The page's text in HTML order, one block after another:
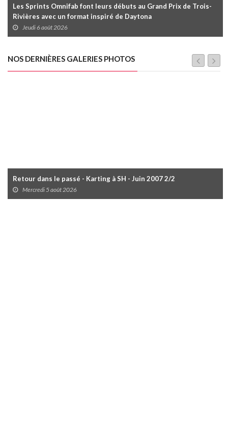
Les Sprints Omnifab font leurs débuts au Grand Prix de Trois-
Rivières avec un format inspiré de Daytona
Jeudi 6 août 2026
NOS DERNIÈRES GALERIES PHOTOS
Retour dans le passé - Karting à SH - Juin 2007 2/2
Mercredi 5 août 2026